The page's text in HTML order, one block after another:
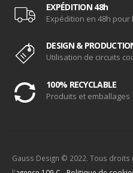
EXPÉDITION 48h
Expédition en 48h
DESIGN &
Utilisation de circuits
100% RECYCLABLE
Produits et emballages
Gauss Design © 2022. Tous